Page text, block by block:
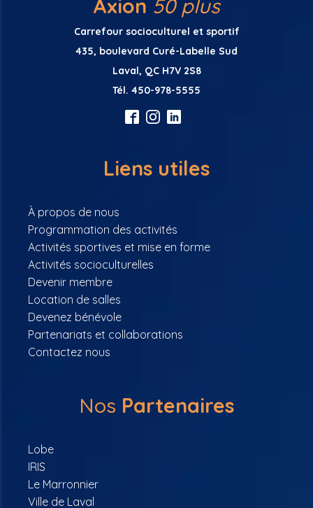
INFOLETTRE CONTACT
Axion 50 plus
Carrefour socioculturel et sportif
435, boulevard Curé-Labelle Sud
Laval, QC H7V 2S8
Tél. 450-978-5555
Liens utiles
À propos de nous
Programmation des activités
Activités sportives et mise en forme
Activités socioculturelles
Devenir membre
Location de salles
Devenez bénévole
Partenariats et collaborations
Contactez nous
Nos Partenaires
Lobe
IRIS
Le Marronnier
Ville de Laval